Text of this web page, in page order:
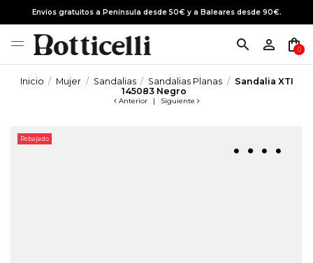
Envíos gratuitos a Península desde 50€ y a Baleares desde 90€.
search person_outline shopping_bag
0
Inicio Mujer Sandalias Sandalias Planas
Sandalia XTI
145083 Negro
Anterior | Siguiente
Rebajado